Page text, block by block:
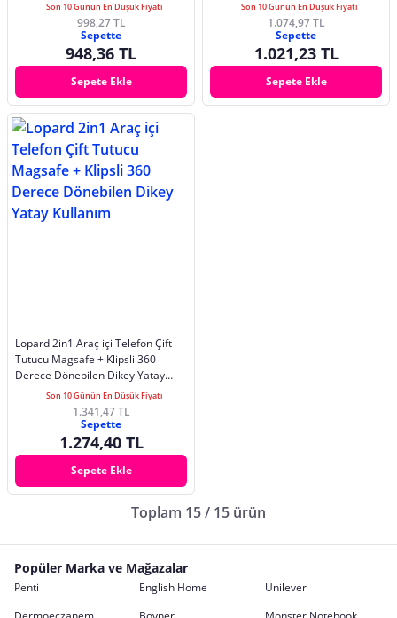
Son 10 Günün En Düşük Fiyatı
998,27 TL
Sepette
948,36 TL
Sepete Ekle
Son 10 Günün En Düşük Fiyatı
1.074,97 TL
Sepette
1.021,23 TL
Sepete Ekle
Lopard 2in1 Araç içi Telefon Çift
Tutucu Magsafe + Klipsli 360
Derece Dönebilen Dikey Yatay
KullanımSon 10 Günün En Düşük Fiyatı
1.341,47 TL
Sepette
1.274,40 TL
Sepete Ekle
Toplam 15 / 15 ürün
Popüler Marka ve Mağazalar
Penti English Home
Unilever